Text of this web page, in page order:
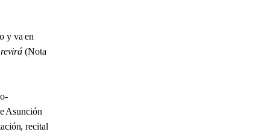
y va en
revirá(Nota
Asunción
recital